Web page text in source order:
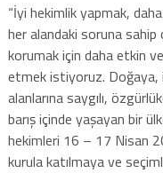
“İyi hekimlik yapmak,
her alandaki soruna sahip
korumak için daha etkin
etmek istiyoruz. Doğaya,
alanlarına saygılı,
barış içinde yaşayan bir
hekimleri 16 – 17 Nisan
kurula katılmaya ve